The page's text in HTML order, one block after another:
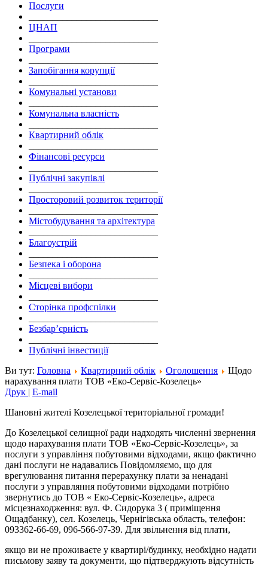
Послуги
ЦНАП
Програми
Запобігання корупції
Комунальні установи
Комунальна власність
Квартирний облік
Фінансові ресурси
Публічні закупівлі
Просторовий розвиток території
Містобудування та архітектура
Благоустрій
Безпека і оборона
Місцеві вибори
Сторінка профспілки
Безбар’єрність
Публічні інвестиції
Ви тут: Головна Квартирний облік Оголошення
Щодо
нарахування плати ТОВ «Еко-Сервіс-Козелець»
Друк | E-mail
Шановні жителі Козелецької територіальної громади!
До Козелецької селищної ради надходять численні звернення
щодо нарахування плати ТОВ «Еко-Сервіс-Козелець», за
послуги з управління побутовими відходами, якщо фактично
дані послуги не надавались Повідомляємо, що для
врегулювання питання перерахунку плати за ненадані
послуги з управляння побутовими відходами потрібно
звернутись до ТОВ « Еко-Сервіс-Козелець», адреса
місцезнаходження: вул. Ф. Сидорука 3 ( приміщення
Ощадбанку), сел. Козелець, Чернігівська область, телефон:
093­362-66-69, 096-566-97-39. Для звільнення від плати,
якщо ви не проживаєте у квартирі/будинку, необхідно надати
письмову заяву та документи, що підтверджують відсутність